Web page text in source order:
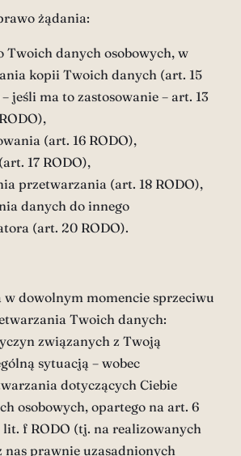
żądania:
Twoich danych osobowych, w
kopii Twoich danych (art. 15
jeśli ma to zastosowanie – art. 13
(art. 16 RODO),
17 RODO),
przetwarzania (art. 18 RODO),
danych do innego
(art. 20 RODO).
w dowolnym momencie sprzeciwu
Twoich danych:
związanych z Twoją
sytuacją – wobec
dotyczących Ciebie
osobowych, opartego na art. 6
lit. f RODO (tj. na realizowanych
nas prawnie uzasadnionych